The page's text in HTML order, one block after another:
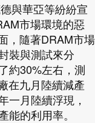
與華亞等紛紛宣
市場環境的惡
，隨著DRAM市場
裝與測試來分
約30%左右，測
在九月陸續減產
一月陸續浮現，
的利用率。